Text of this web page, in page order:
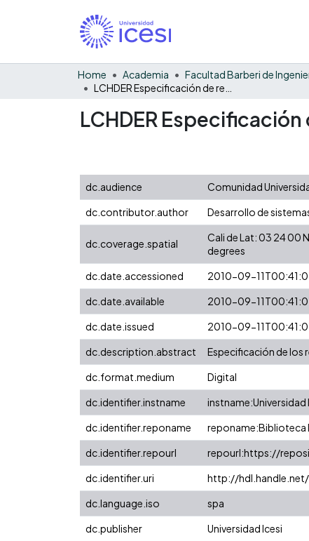
Home Academia
LCHDER
dc.audience Comunidad
dc.contributor.author
Desarrollo de
dc.coverage.spatial
Cali de Lat: 03 24 00
degrees
dc.date.accessioned
2010-09-
dc.date.available
2010-09-
dc.date.issued
2010-09-
dc.description.abstract
Especificación de los
dc.format.medium
Digital
dc.identifier.instname
instname:Universidad
dc.identifier.reponame
reponame:Biblioteca
dc.identifier.repourl
repourl:https://
dc.identifier.uri
http://
dc.language.iso
spa
dc.publisher
Universidad Icesi